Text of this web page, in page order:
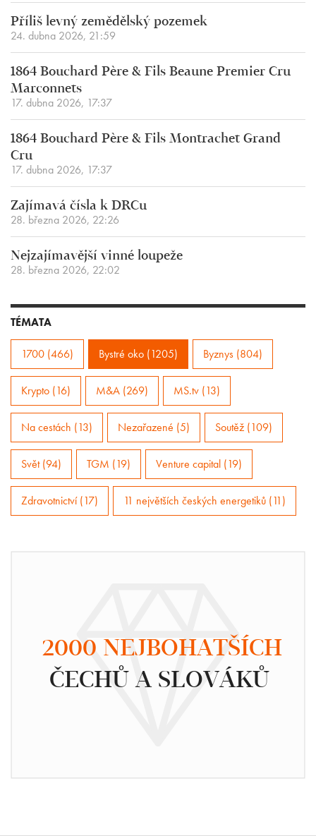
Příliš levný zemědělský pozemek
24. dubna 2026, 21:59
1864 Bouchard Père & Fils Beaune Premier Cru
Marconnets
17. dubna 2026, 17:37
1864 Bouchard Père & Fils Montrachet Grand
Cru
17. dubna 2026, 17:37
Zajímavá čísla k DRCu
28. března 2026, 22:26
Nejzajímavější vinné loupeže
28. března 2026, 22:02
TÉMATA
1700 (466) Bystré oko (1205) Byznys (804)
Krypto (16) M&A (269) MS.tv (13)
Na cestách (13) Nezařazené (5) Soutěž (109)
Svět (94) TGM (19) Venture capital (19)
Zdravotnictví (17) 11 největších českých energetiků (11)
2000 NEJBOHATŠÍCH
ČECHŮ A SLOVÁKŮ